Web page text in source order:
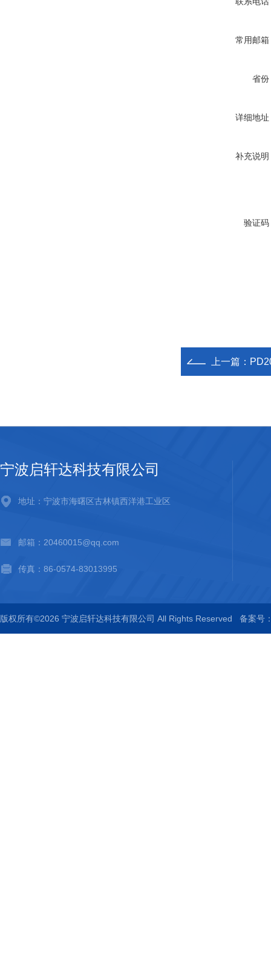
常用邮箱
省份
详细地址
补充说明
验证码
上一篇：
宁波启轩达科技有限公司
地址：宁波市海曙区古林镇西洋港工业区
邮箱：20460015@qq.com
传真：86-0574-83013995
版权所有©2026 宁波启轩达科技有限公司 All Rights Reserved 备案号